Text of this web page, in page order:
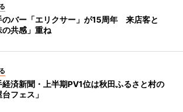
のバー「エリクサー」が15周年 来店客と
の共感」重ね
経済新聞・上半期PV1位は秋田ふるさと村の
台フェス」